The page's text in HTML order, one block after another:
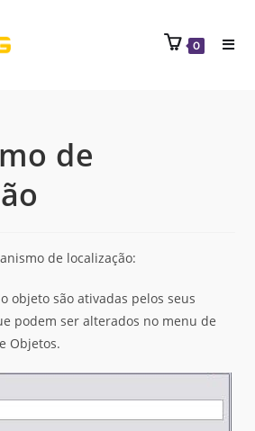
0
de
de localização:
objeto são ativadas pelos seus
podem ser alterados no menu de
Objetos.